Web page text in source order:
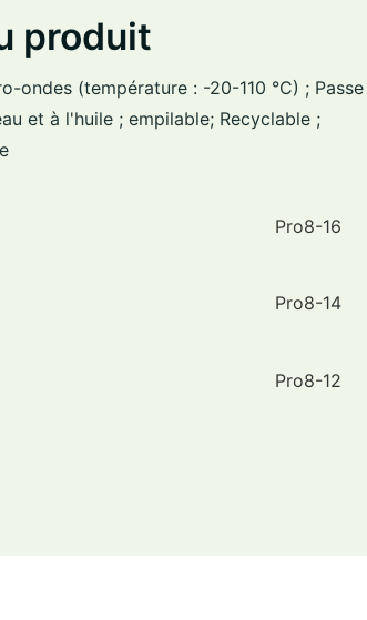
produit
ondes (température : -20-110 °C) ; Passe
et à l'huile ; empilable; Recyclable ;